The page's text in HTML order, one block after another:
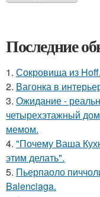
Последние
1. Сокровища из Hoff.
2. Вагонка в
3. Ожидание -
четырехэтажный
мемом.
4. "Почему Ваша
этим делать".
5. Пьерпаоло
Balenciaga.